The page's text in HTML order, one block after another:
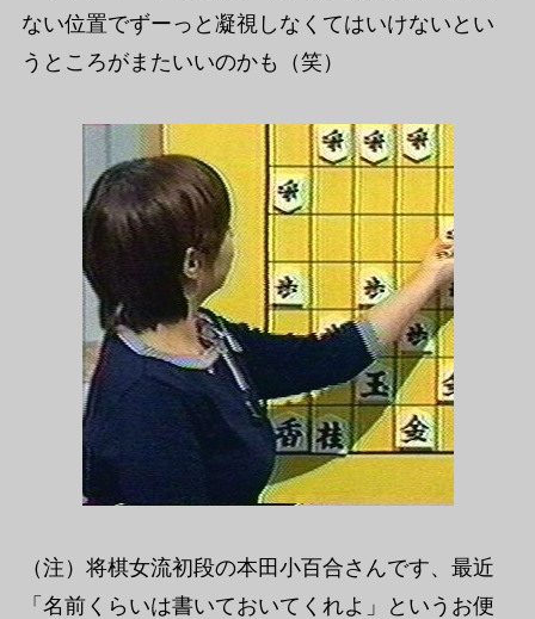
ない位置でずーっと凝視しなくてはいけないとい
うところがまたいいのかも（笑）
（注）将棋女流初段の本田小百合さんです、最近
「名前くらいは書いておいてくれよ」というお便